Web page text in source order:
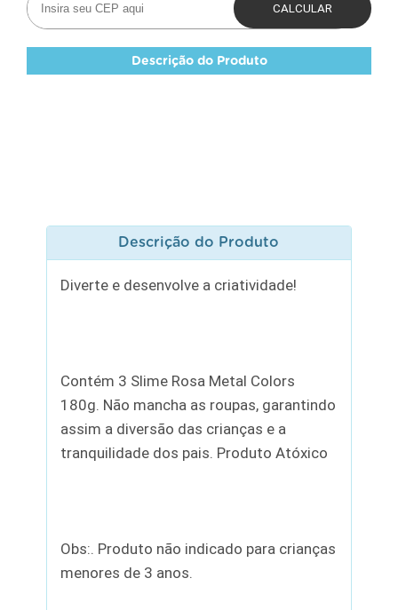
Descrição do Produto
Descrição do Produto
Diverte e desenvolve a criatividade!
Contém 3 Slime Rosa Metal Colors
180g. Não mancha as roupas, garantindo
assim a diversão das crianças e a
tranquilidade dos pais. Produto Atóxico
Obs:. Produto não indicado para crianças
menores de 3 anos.